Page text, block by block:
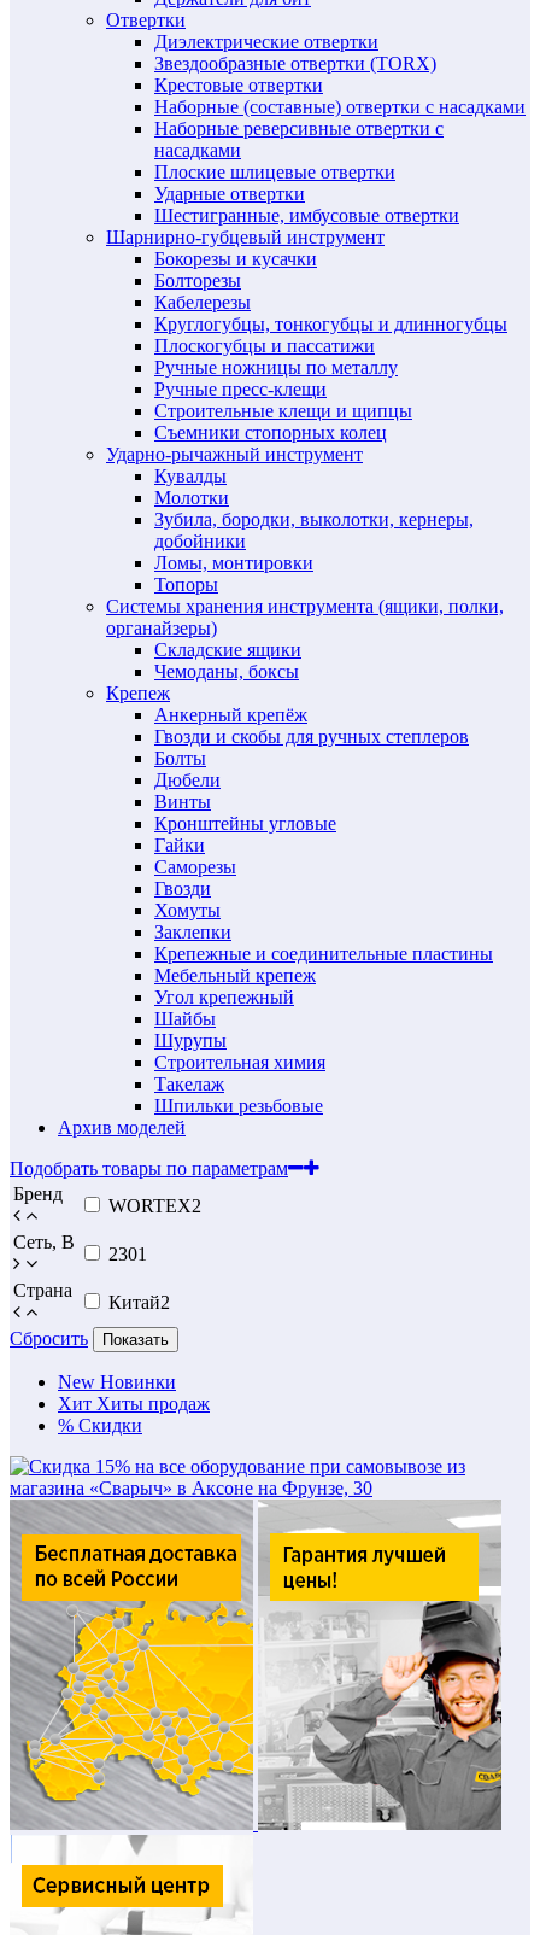
Отвертки
Диэлектрические отвертки
Звездообразные отвертки (TORX)
Крестовые отвертки
Наборные (составные) отвертки с насадками
Наборные реверсивные отвертки с
насадками
Плоские шлицевые отвертки
Ударные отвертки
Шестигранные, имбусовые отвертки
Шарнирно-губцевый инструмент
Бокорезы и кусачки
Болторезы
Кабелерезы
Круглогубцы, тонкогубцы и длинногубцы
Плоскогубцы и пассатижи
Ручные ножницы по металлу
Ручные пресс-клещи
Строительные клещи и щипцы
Съемники стопорных колец
Ударно-рычажный инструмент
Кувалды
Молотки
Зубила, бородки, выколотки, кернеры,
добойники
Ломы, монтировки
Топоры
Системы хранения инструмента (ящики, полки,
органайзеры)
Складские ящики
Чемоданы, боксы
Крепеж
Анкерный крепёж
Гвозди и скобы для ручных степлеров
Болты
Дюбели
Винты
Кронштейны угловые
Гайки
Саморезы
Гвозди
Хомуты
Заклепки
Крепежные и соединительные пластины
Мебельный крепеж
Угол крепежный
Шайбы
Шурупы
Строительная химия
Такелаж
Шпильки резьбовые
Архив моделей
Подобрать товары по параметрам
Бренд
WORTEX2
Сеть, В
2301
Страна
Китай2
Сбросить
Показать
New Новинки
Хит Хиты продаж
% Скидки